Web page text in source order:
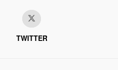
TWITTER